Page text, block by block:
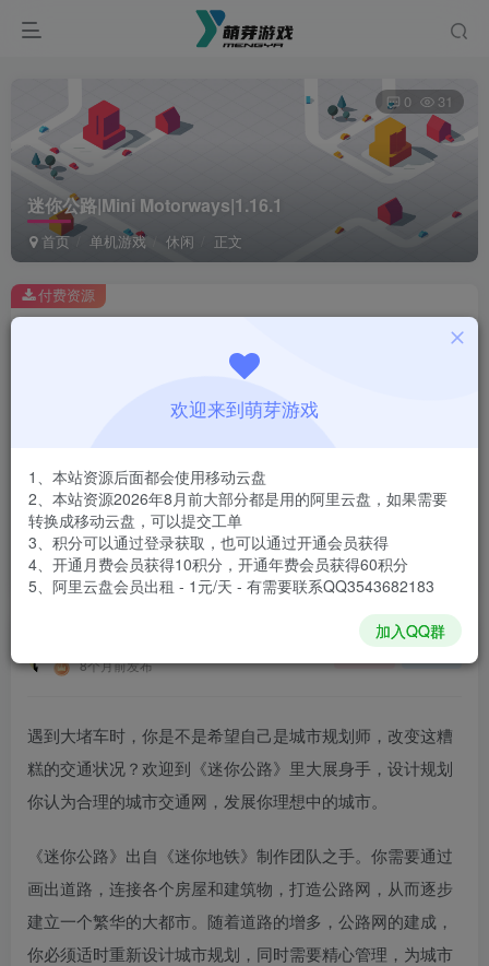
迷你公路|Mini Motorways|1.16.1
首页 单机游戏 休闲 正文
0 31
此内容为付费资源，请付费后查看
￥1
免费
登录购买
安装包大小
游戏本体大小
217.5 MB
付费资源
8个月前发布
遇到大堵车时，你是不是希望自己是城市规划师，改变这糟
糕的交通状况？欢迎到《迷你公路》里大展身手，设计规划
你认为合理的城市交通网，发展你理想中的城市。
《迷你公路》出自《迷你地铁》制作团队之手。你需要通过
画出道路，连接各个房屋和建筑物，打造公路网，从而逐步
建立一个繁华的大都市。随着道路的增多，公路网的建成，
你必须适时重新设计城市规划，同时需要精心管理，为城市
欢迎来到萌芽游戏
1、本站资源后面都会使用移动云盘
2、本站资源2026年8月前大部分都是用的阿里云盘，如果需要
转换成移动云盘，可以提交工单
3、积分可以通过登录获取，也可以通过开通会员获得
4、开通月费会员获得10积分，开通年费会员获得60积分
5、阿里云盘会员出租 - 1元/天 - 有需要联系QQ3543682183
加入QQ群